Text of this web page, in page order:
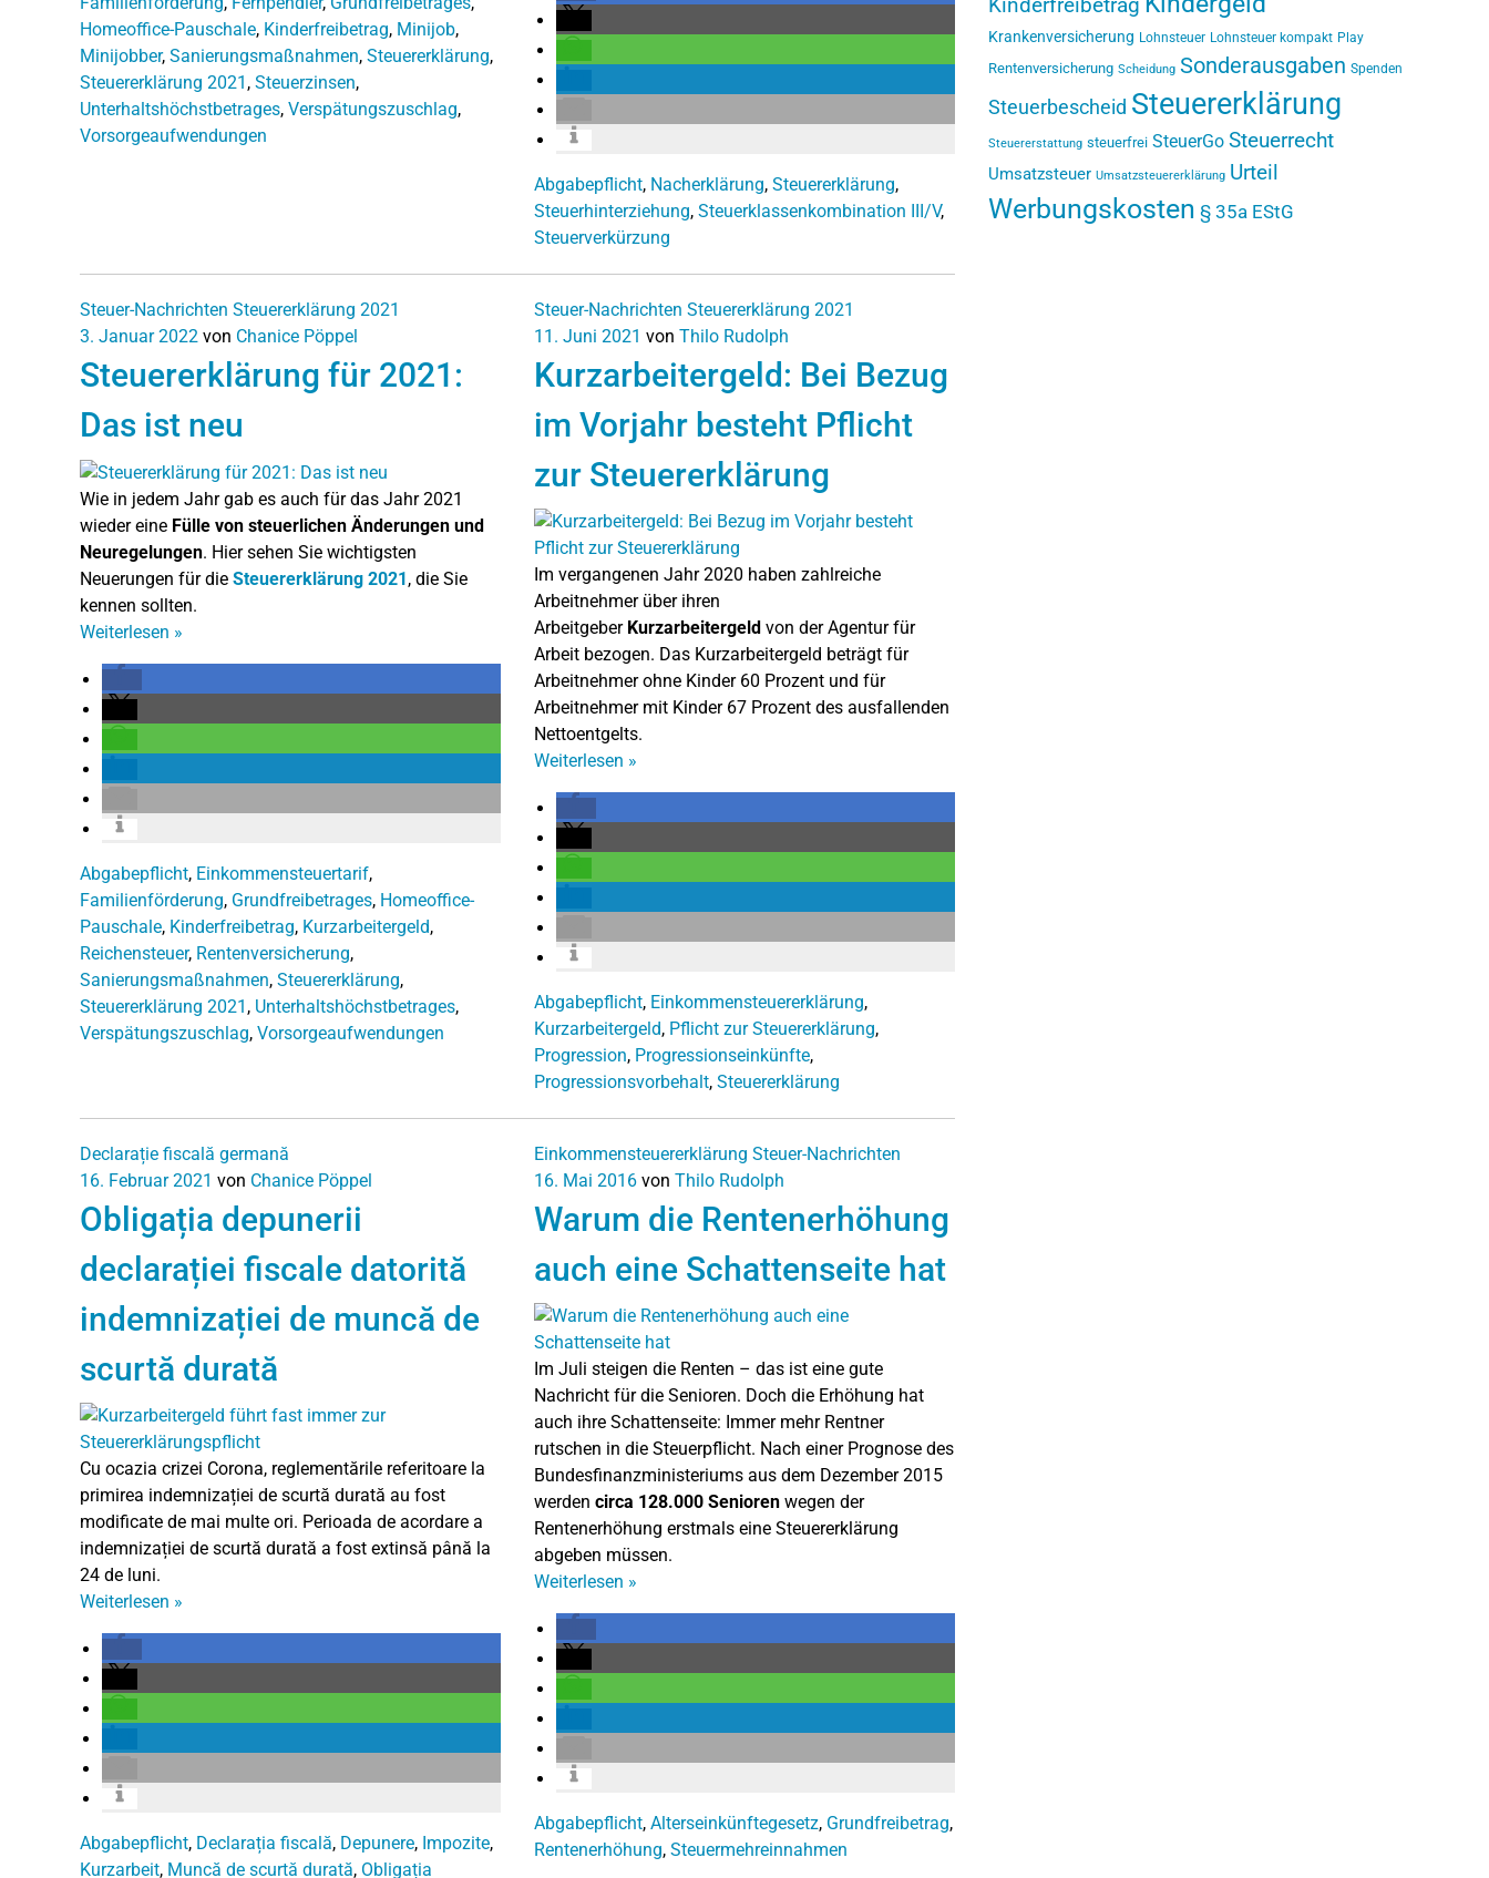
Homeoffice-Pauschale, Kinderfreibetrag, Minijob,
Minijobber, Sanierungsmaßnahmen, Steuererklärung,
Steuererklärung 2021 , Steuerzinsen,
Unterhaltshöchstbetrages, Verspätungszuschlag,
Vorsorgeaufwendungen
Abgabepflicht, Nacherklärung, Steuererklärung,
Steuerhinterziehung, Steuerklassenkombination III/V,
Steuerverkürzung
Steuer-Nachrichten Steuererklärung 2021
3. Januar 2022 von Chanice Pöppel
Steuererklärung für 2021:
Das ist neu
Wie in jedem Jahr gab es auch für das Jahr 2021
wieder eine Fülle von steuerlichen Änderungen und
Neuregelungen. Hier sehen Sie wichtigsten
Neuerungen für die Steuererklärung 2021, die Sie
kennen sollten.
Weiterlesen »
Abgabepflicht, Einkommensteuertarif,
Familienförderung, Grundfreibetrages, Homeoffice-
Pauschale, Kinderfreibetrag, Kurzarbeitergeld,
Reichensteuer, Rentenversicherung,
Sanierungsmaßnahmen, Steuererklärung,
Steuererklärung 2021 , Unterhaltshöchstbetrages,
Verspätungszuschlag, Vorsorgeaufwendungen
Steuer-Nachrichten Steuererklärung 2021
11. Juni 2021 von Thilo Rudolph
Kurzarbeitergeld: Bei Bezug
im Vorjahr besteht Pflicht
zur Steuererklärung
Im vergangenen Jahr 2020 haben zahlreiche
Arbeitnehmer über ihren
Arbeitgeber Kurzarbeitergeld von der Agentur für
Arbeit bezogen. Das Kurzarbeitergeld beträgt für
Arbeitnehmer ohne Kinder 60 Prozent und für
Arbeitnehmer mit Kinder 67 Prozent des ausfallenden
Nettoentgelts.
Weiterlesen »
Abgabepflicht, Einkommensteuererklärung,
Kurzarbeitergeld, Pflicht zur Steuererklärung,
Progression, Progressionseinkünfte,
Progressionsvorbehalt, Steuererklärung
Declarație fiscală germană
16. Februar 2021 von Chanice Pöppel
Obligația depunerii
declarației fiscale datorită
indemnizației de muncă de
scurtă durată
Cu ocazia crizei Corona, reglementările referitoare la
primirea indemnizației de scurtă durată au fost
modificate de mai multe ori. Perioada de acordare a
indemnizației de scurtă durată a fost extinsă până la
24 de luni.
Weiterlesen »
Abgabepflicht, Declarația fiscală, Depunere, Impozite,
Kurzarbeit, Muncă de scurtă durată, Obligația
Einkommensteuererklärung Steuer-Nachrichten
16. Mai 2016 von Thilo Rudolph
Warum die Rentenerhöhung
auch eine Schattenseite hat
Im Juli steigen die Renten – das ist eine gute
Nachricht für die Senioren. Doch die Erhöhung hat
auch ihre Schattenseite: Immer mehr Rentner
rutschen in die Steuerpflicht. Nach einer Prognose des
Bundesfinanzministeriums aus dem Dezember 2015
werden circa 128.000 Senioren wegen der
Rentenerhöhung erstmals eine Steuererklärung
abgeben müssen.
Weiterlesen »
Abgabepflicht, Alterseinkünftegesetz, Grundfreibetrag,
Rentenerhöhung, Steuermehreinnahmen
Kinderfreibetrag
Krankenversicherung Lohnsteuer Lohnsteuer kompakt Play
Rentenversicherung Scheidung Sonderausgaben Spenden
Steuerbescheid Steuererklärung
Steuererstattung steuerfrei SteuerGo Steuerrecht
Umsatzsteuer Umsatzsteuererklärung Urteil
Werbungskosten § 35a EStG